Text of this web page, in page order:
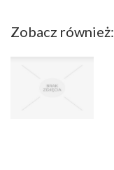
Zobacz również: